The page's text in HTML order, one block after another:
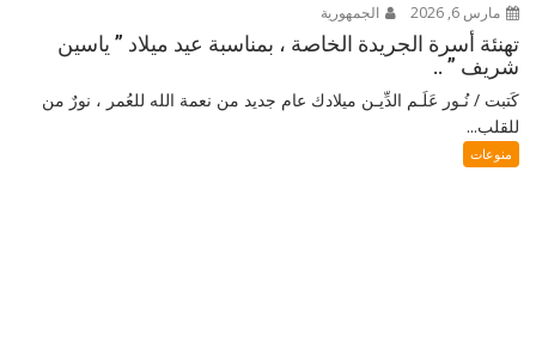
مارس 6, 2026 الجمهورية
تهنئة أسرة الجريدة الخاصة ، بمناسبة عيد ميلاد ” ياسين
شريف ” ..
كَتبت / نُـور عَلَـم الدِّيـن ميلادك عام جديد من نعمة الله للعُمر ، نورٌ من
للقلب...
منوعات